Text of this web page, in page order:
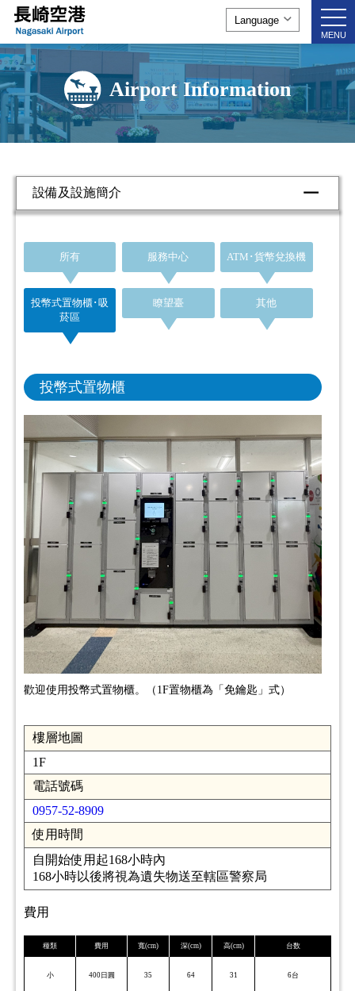
MENU
Airport Information
設備及設施簡介
所有 服務中心 ATM･貨幣兌換機
投幣式置物櫃･吸
菸區
瞭望臺 其他
投幣式置物櫃
歡迎使用投幣式置物櫃。（1F置物櫃為「免鑰匙」式）
樓層地圖
1F
電話號碼
0957-52-8909
使用時間
自開始使用起168小時內
168小時以後將視為遺失物送至轄區警察局
費用
種類 費用 寬(cm) 深(cm) 高(cm) 台数
小 400日圓 35 64 31 6台